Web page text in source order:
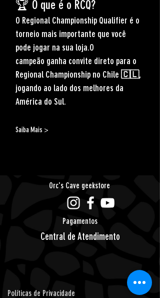
🏆 O que é o RCQ?
O Regional Championship Qualifier é o
torneio mais importante que você
pode jogar na sua loja.O
campeão ganha convite direto para o
Regional Championship no Chile 🇨🇱,
jogando ao lado dos melhores da
América do Sul.
Saiba Mais >
Orc's Cave geekstore
Pagamentos
Central de Atendimento
Políticas de Privacidade